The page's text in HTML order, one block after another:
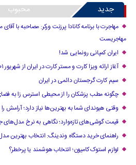
جدید محبوب
مهاجرت با برنامه کانادا پرزنت ورکر: مصاحبه با
مهاجریست
ایران کمپانی رونمایی شد!
آغاز ارائه ویزا کارت و مستر کارت در ایران از شهریور ۱۴۰۱
سیم کارت گرجستان دائمی در ایران
چگونه مطب پزشکان را از محیطی استرس زا به
وقتی هیوندای شما به بهترین‌ها نیاز دارد؛ آرامش را
قیمت گوشی‌های تازه‌وارد؛ نگاهی به نرخ مدل‌های
راهنمای خرید دستگاه وندینگ: انتخاب بهترین
لوازم استوک کامیون؛ انتخاب هوشمند یا پرخطر؟